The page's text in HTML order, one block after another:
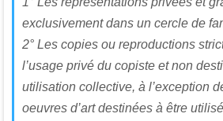
exclusivement dans un cercle de
2° Les copies ou reproductions
l’usage privé du copiste et non
utilisation collective, à l’exception
oeuvres d’art destinées à être